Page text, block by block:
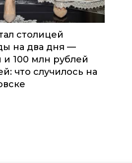
столицей
на два дня —
100 млн рублей
что случилось на